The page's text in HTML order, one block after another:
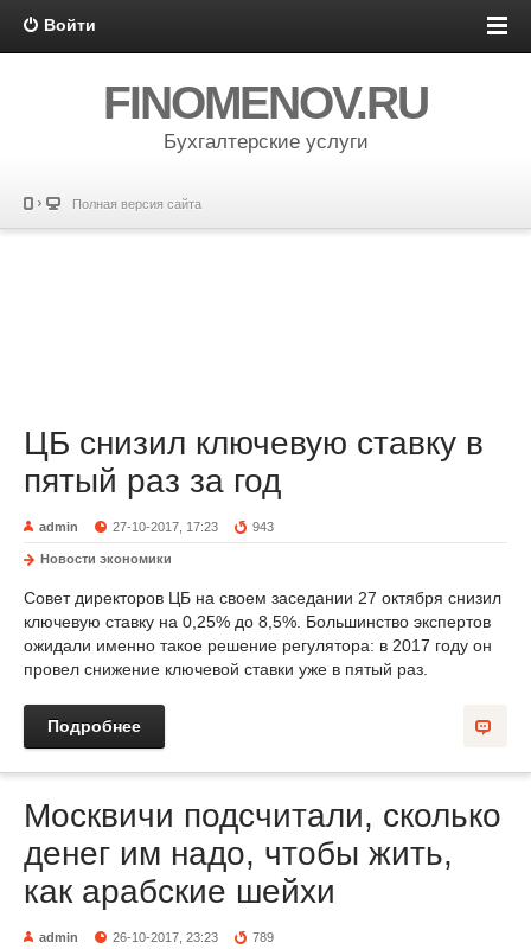
Войти
FINOMENOV.RU
Бухгалтерские услуги
Полная версия сайта
ЦБ снизил ключевую ставку в
пятый раз за год
admin 27-10-2017, 17:23 943
Новости экономики
Совет директоров ЦБ на своем заседании 27 октября снизил
ключевую ставку на 0,25% до 8,5%. Большинство экспертов
ожидали именно такое решение регулятора: в 2017 году он
провел снижение ключевой ставки уже в пятый раз.
Подробнее
Москвичи подсчитали, сколько
денег им надо, чтобы жить,
как арабские шейхи
admin 26-10-2017, 23:23 789